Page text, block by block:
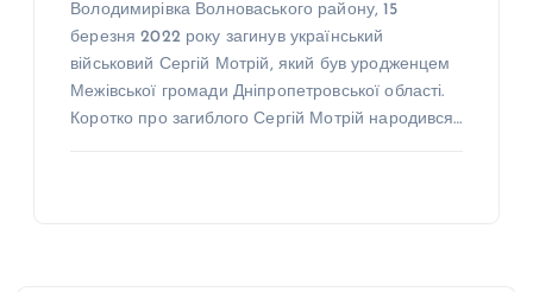
Володимирівка Волноваського району, 15
березня 2022 року загинув український
військовий Сергій Мотрій, який був уродженцем
Межівської громади Дніпропетровської області.
Коротко про загиблого Сергій Мотрій народився…